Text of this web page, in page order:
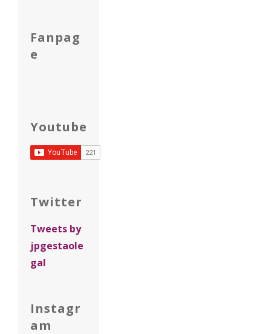
Fanpag
e
Youtube
Twitter
Tweets by
jpgestaole
gal
Instagr
am